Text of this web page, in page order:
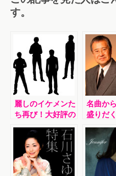
す。
麗しのイケメンた
ち再び！大好評の
【イケメン特集】
の第2弾がついに
公開！
名曲か
盛りだ
ん！“吉
集”